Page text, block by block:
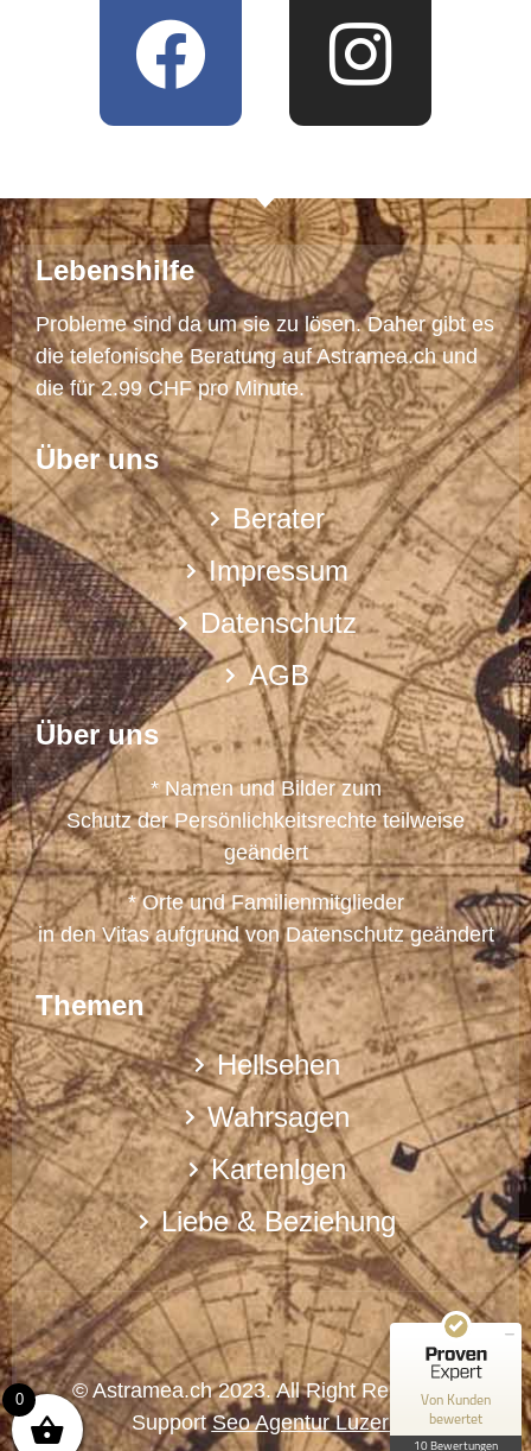
Lebenshilfe
Probleme sind da um sie zu lösen. Daher gibt es
die telefonische Beratung auf Astramea.ch und
die für 2.99 CHF pro Minute.
Über uns
Berater
Impressum
Datenschutz
AGB
Über uns
* Namen und Bilder zum
Schutz der Persönlichkeitsrechte teilweise
geändert
* Orte und Familienmitglieder
in den Vitas aufgrund von Datenschutz geändert
Themen
Hellsehen
Wahrsagen
Kartenlgen
Liebe & Beziehung
© Astramea.ch 2023. All Right Reserved.
SupportSeo Agentur Luzern
0
Von Kunden
bewertet
10 Bewertungen
Kundenbewertungen und Erfahrungen zu
Astramea.ch - Spirituelle Lebenshilfe
100%
Empfehlungen auf
ProvenExpert.com
SEHR GUT
5,00 / 5,00
10
Bewertungen auf ProvenExpert.com
Erfahren Sie mehr über dieses Bewertungssiegel